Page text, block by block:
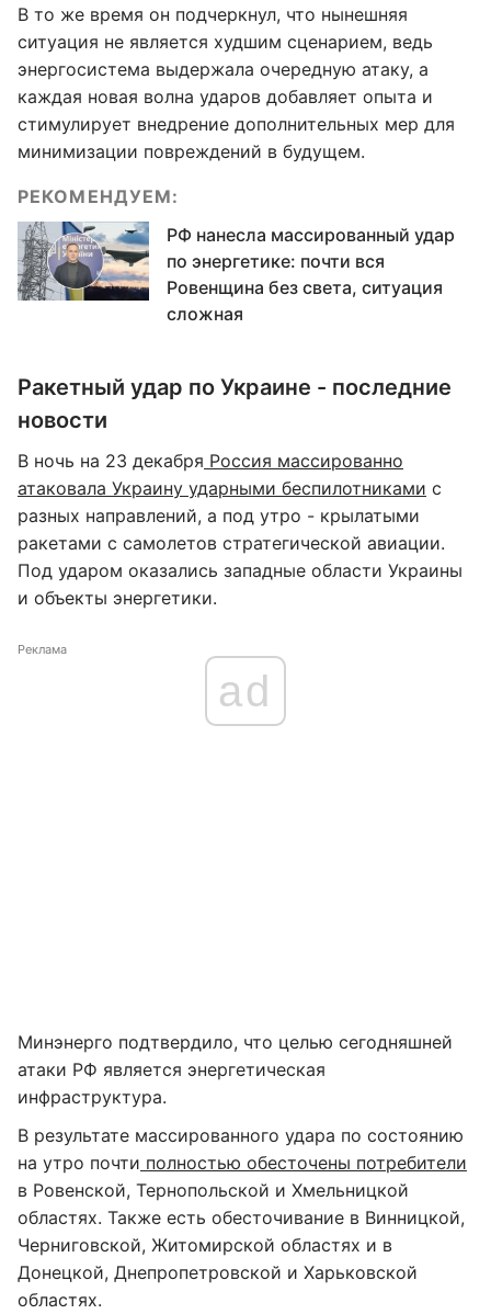
В то же время он подчеркнул, что нынешняя
ситуация не является худшим сценарием, ведь
энергосистема выдержала очередную атаку, а
каждая новая волна ударов добавляет опыта и
стимулирует внедрение дополнительных мер для
минимизации повреждений в будущем.
РЕКОМЕНДУЕМ:
РФ нанесла массированный удар
по энергетике: почти вся
Ровенщина без света, ситуация
сложная
Ракетный удар по Украине - последние
новости
В ночь на 23 декабря Россия массированно
атаковала Украину ударными беспилотниками с
разных направлений, а под утро - крылатыми
ракетами с самолетов стратегической авиации.
Под ударом оказались западные области Украины
и объекты энергетики.
Реклама
ad
Минэнерго подтвердило, что целью сегодняшней
атаки РФ является энергетическая
инфраструктура.
В результате массированного удара по состоянию
на утро почти полностью обесточены потребители
в Ровенской, Тернопольской и Хмельницкой
областях. Также есть обесточивание в Винницкой,
Черниговской, Житомирской областях и в
Донецкой, Днепропетровской и Харьковской
областях.